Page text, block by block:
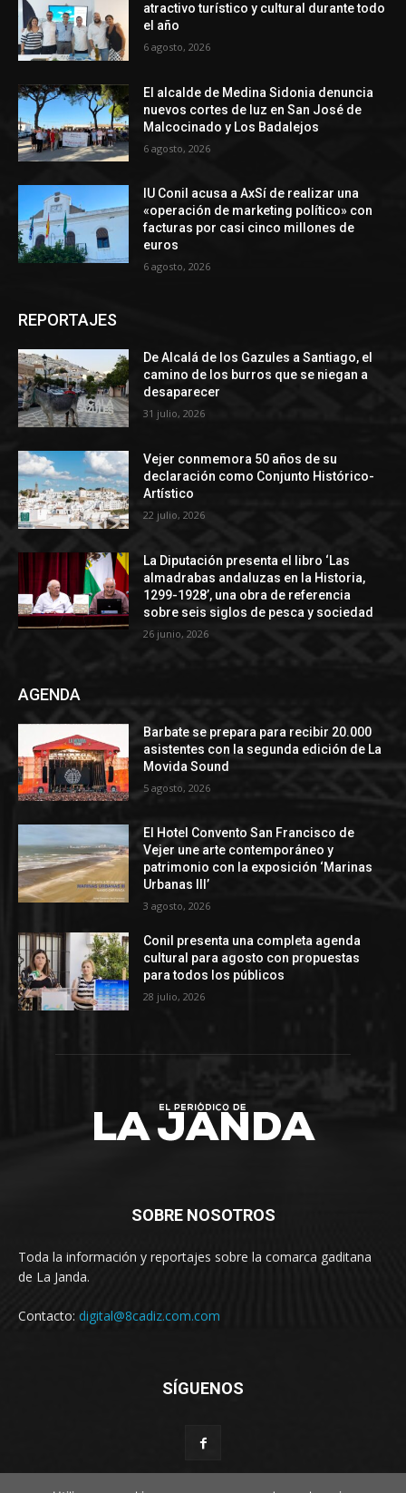
atractivo turístico y cultural durante todo
el año
6 agosto, 2026
El alcalde de Medina Sidonia denuncia
nuevos cortes de luz en San José de
Malcocinado y Los Badalejos
6 agosto, 2026
IU Conil acusa a AxSí de realizar una
«operación de marketing político» con
facturas por casi cinco millones de
euros
6 agosto, 2026
REPORTAJES
De Alcalá de los Gazules a Santiago, el
camino de los burros que se niegan a
desaparecer
31 julio, 2026
Vejer conmemora 50 años de su
declaración como Conjunto Histórico-
Artístico
22 julio, 2026
La Diputación presenta el libro ‘Las
almadrabas andaluzas en la Historia,
1299-1928’, una obra de referencia
sobre seis siglos de pesca y sociedad
26 junio, 2026
AGENDA
Barbate se prepara para recibir 20.000
asistentes con la segunda edición de La
Movida Sound
5 agosto, 2026
El Hotel Convento San Francisco de
Vejer une arte contemporáneo y
patrimonio con la exposición ‘Marinas
Urbanas III’
3 agosto, 2026
Conil presenta una completa agenda
cultural para agosto con propuestas
para todos los públicos
28 julio, 2026
SOBRE NOSOTROS
Toda la información y reportajes sobre la comarca gaditana
de La Janda.
Contacto: digital@8cadiz.com.com
SÍGUENOS